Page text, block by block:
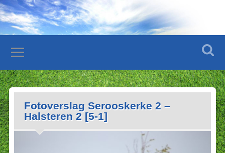
Fotoverslag Serooskerke 2 –
Halsteren 2 [5-1]